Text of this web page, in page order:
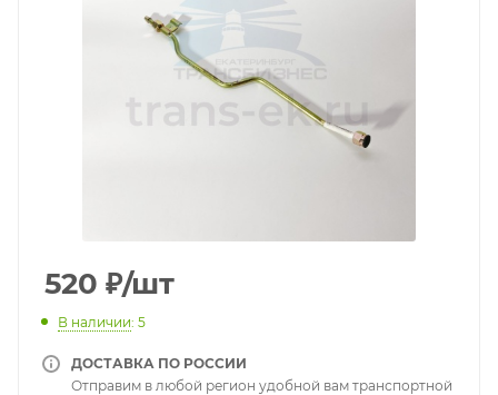
520 ₽/шт
В наличии: 5
ДОСТАВКА ПО РОССИИ
Отправим в любой регион удобной вам транспортной